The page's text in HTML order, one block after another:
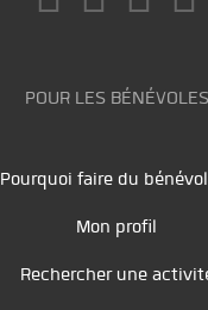
POUR LES BÉNÉVOLES
Pourquoi faire du
Mon profil
Rechercher une